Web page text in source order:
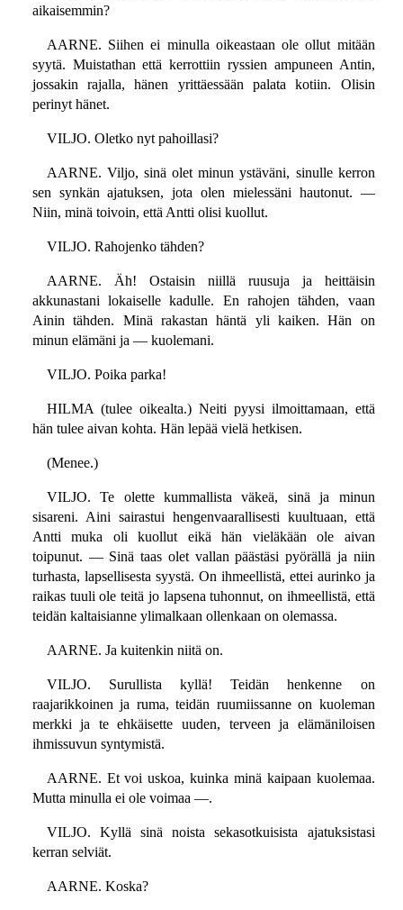
aikaisemmin?
AARNE. Siihen ei minulla oikeastaan ole ollut mitään
syytä. Muistathan että kerrottiin ryssien ampuneen Antin,
jossakin rajalla, hänen yrittäessään palata kotiin. Olisin
perinyt hänet.
VILJO. Oletko nyt pahoillasi?
AARNE. Viljo, sinä olet minun ystäväni, sinulle kerron
sen synkän ajatuksen, jota olen mielessäni hautonut. —
Niin, minä toivoin, että Antti olisi kuollut.
VILJO. Rahojenko tähden?
AARNE. Äh! Ostaisin niillä ruusuja ja heittäisin
akkunastani lokaiselle kadulle. En rahojen tähden, vaan
Ainin tähden. Minä rakastan häntä yli kaiken. Hän on
minun elämäni ja — kuolemani.
VILJO. Poika parka!
HILMA (tulee oikealta.) Neiti pyysi ilmoittamaan, että
hän tulee aivan kohta. Hän lepää vielä hetkisen.
(Menee.)
VILJO. Te olette kummallista väkeä, sinä ja minun
sisareni. Aini sairastui hengenvaarallisesti kuultuaan, että
Antti muka oli kuollut eikä hän vieläkään ole aivan
toipunut. — Sinä taas olet vallan päästäsi pyörällä ja niin
turhasta, lapsellisesta syystä. On ihmeellistä, ettei aurinko ja
raikas tuuli ole teitä jo lapsena tuhonnut, on ihmeellistä, että
teidän kaltaisianne ylimalkaan ollenkaan on olemassa.
AARNE. Ja kuitenkin niitä on.
VILJO. Surullista kyllä! Teidän henkenne on
raajarikkoinen ja ruma, teidän ruumiissanne on kuoleman
merkki ja te ehkäisette uuden, terveen ja elämäniloisen
ihmissuvun syntymistä.
AARNE. Et voi uskoa, kuinka minä kaipaan kuolemaa.
Mutta minulla ei ole voimaa —.
VILJO. Kyllä sinä noista sekasotkuisista ajatuksistasi
kerran selviät.
AARNE. Koska?